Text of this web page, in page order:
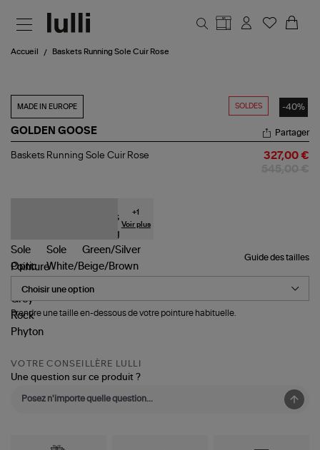
Accueil Baskets Running Sole Cuir Rose
SOLDES -40%
MADE IN EUROPE
GOLDEN GOOSE
Baskets
Partager
Baskets Running Sole Cuir Rose 327,00 €
+1
Voir plus
Guide des tailles
Pointure
Prendre une taille en-dessous de votre pointure habituelle.
VOTRE CONSEILLÈRE LULLI
Une question sur ce produit ?